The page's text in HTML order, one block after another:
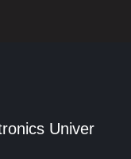
Univer